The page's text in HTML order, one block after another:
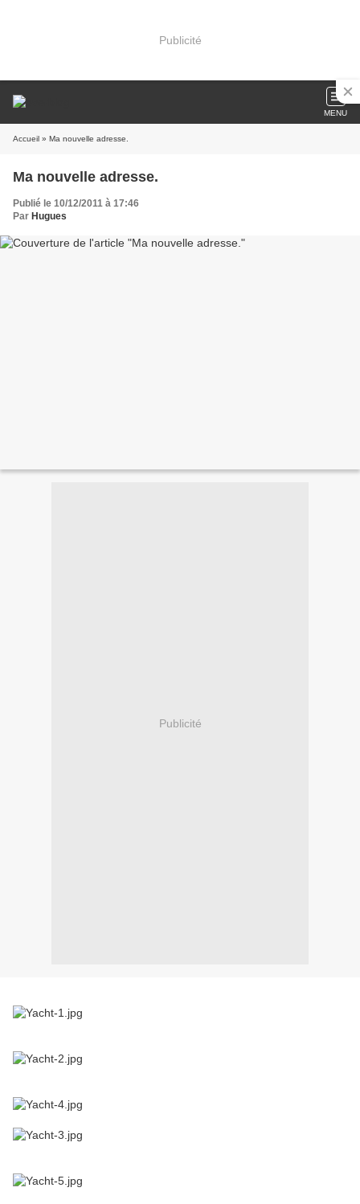
Publicité
MENU
Accueil » Ma nouvelle adresse.
Ma nouvelle adresse.
Publié le 10/12/2011 à 17:46
Par Hugues
Publicité